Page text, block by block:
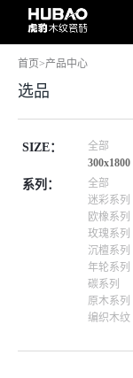
首页>产品中心
选品
SIZE： 全部
300x1800
系列： 全部
迷彩系列
欧橡系列
玫瑰系列
沉檀系列
年轮系列
碳系列
原木系列
编织木纹